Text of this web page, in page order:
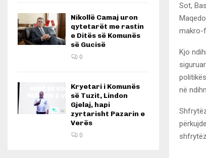
Sot,
makro-
Kjo
në
Nikollë Camaj uron
qytetarët me rastin
e Ditës së Komunës
së Gucisë
0
Kryetari i Komunës
së Tuzit, Lindon
Gjelaj, hapi
zyrtarisht Pazarin e
Verës
0